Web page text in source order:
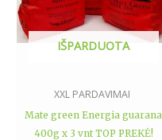
IŠPARDUOTA
XXL PARDAVIMAI
Mate green Energia guarana
400g x 3 vnt TOP PREKĖ!